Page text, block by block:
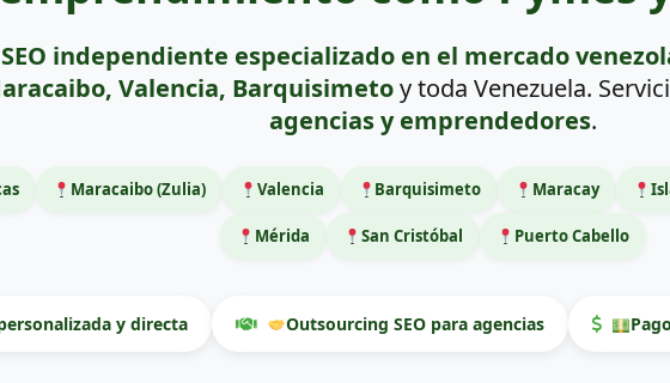
independiente especializado en el mercado
Valencia, Barquisimetoy toda Venezuela.
agencias y emprendedores.
Maracaibo (Zulia) Valencia Barquisimeto Maracay
Mérida San Cristóbal Puerto Cabello
y directa Outsourcing SEO para agencias